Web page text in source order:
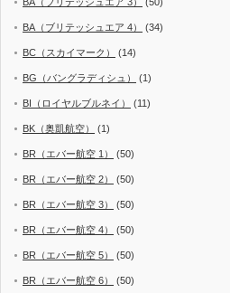
BA（ブリテッシュエア 4） (34)
BC（スカイマーク） (14)
BG（バングラディシュ） (1)
BI（ロイヤルブルネイ） (11)
BK（奥凱航空） (1)
BR（エバー航空 1） (50)
BR（エバー航空 2） (50)
BR（エバー航空 3） (50)
BR（エバー航空 4） (50)
BR（エバー航空 5） (50)
BR（エバー航空 6） (50)